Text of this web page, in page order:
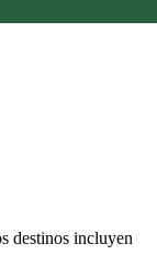
destinos incluyen